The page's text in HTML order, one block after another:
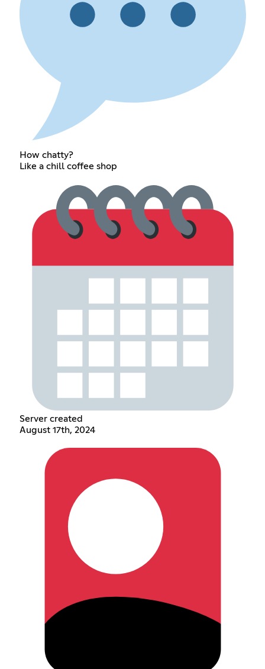
How chatty?
Like a chill coffee shop
Server created
August 17th, 2024